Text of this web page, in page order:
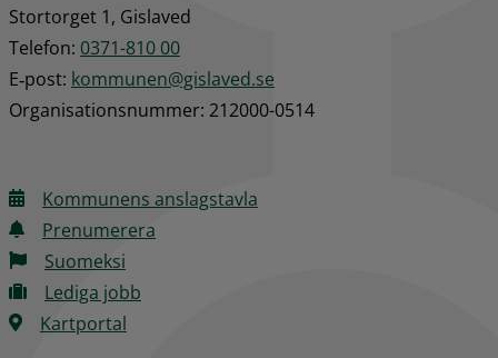
Stortorget 1, Gislaved
Telefon: 0371-810 00
E‑post: kommunen@gislaved.se
Organisationsnummer: 212000-0514
Kommunens anslagstavla
Prenumerera
Suomeksi
Lediga jobb
Kartportal